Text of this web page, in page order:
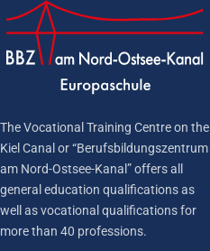
The Vocational Training Centre on the
Kiel Canal or “Berufsbildungszentrum
am Nord-Ostsee-Kanal” offers all
general education qualifications as
well as vocational qualifications for
more than 40 professions.